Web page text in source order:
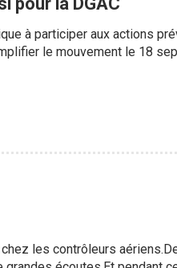
à participer aux actions
le mouvement le 18
les contrôleurs